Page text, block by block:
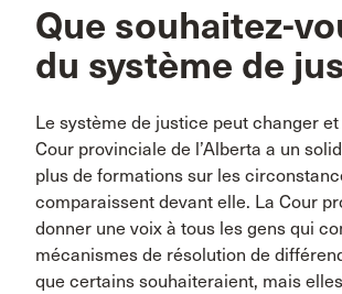
Que souhaitez-
du système de
Le système de justice peut changer
Cour provinciale de l’Alberta a un
plus de formations sur les
comparaissent devant elle. La Cour
donner une voix à tous les gens qui
mécanismes de résolution de
que certains souhaiteraient, mais